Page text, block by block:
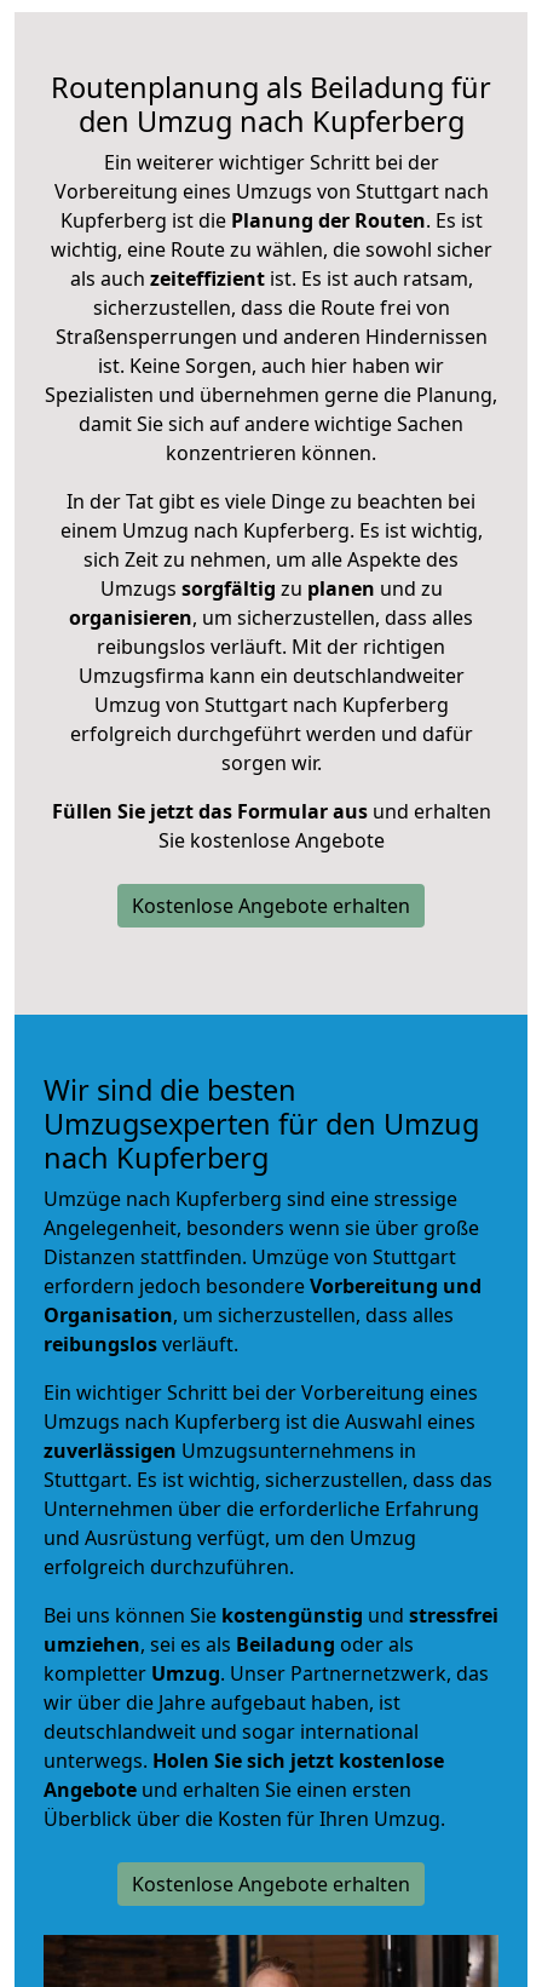
Routenplanung als Beiladung für
den Umzug nach Kupferberg
Ein weiterer wichtiger Schritt bei der
Vorbereitung eines Umzugs von Stuttgart nach
Kupferberg ist diePlanung der Routen. Es ist
wichtig, eine Route zu wählen, die sowohl sicher
als auch zeiteffizientist. Es ist auch ratsam,
sicherzustellen, dass die Route frei von
Straßensperrungen und anderen Hindernissen
ist. Keine Sorgen, auch hier haben wir
Spezialisten und übernehmen gerne die Planung,
damit Sie sich auf andere wichtige Sachen
konzentrieren können.
In der Tat gibt es viele Dinge zu beachten bei
einem Umzug nach Kupferberg. Es ist wichtig,
sich Zeit zu nehmen, um alle Aspekte des
Umzugs sorgfältig zu planen und zu
organisieren, um sicherzustellen, dass alles
reibungslos verläuft. Mit der richtigen
Umzugsfirma kann ein deutschlandweiter
Umzug von Stuttgart nach Kupferberg
erfolgreich durchgeführt werden und dafür
sorgen wir.
Füllen Sie jetzt das Formular ausund erhalten
Sie kostenlose Angebote
Kostenlose Angebote erhalten
Wir sind die besten
Umzugsexperten für den Umzug
nach Kupferberg
Umzüge nach Kupferberg sind eine stressige
Angelegenheit, besonders wenn sie über große
Distanzen stattfinden. Umzüge von Stuttgart
erfordern jedoch besondereVorbereitung und
Organisation, um sicherzustellen, dass alles
reibungslosverläuft.
Ein wichtiger Schritt bei der Vorbereitung eines
Umzugs nach Kupferberg ist die Auswahl eines
zuverlässigen Umzugsunternehmens in
Stuttgart. Es ist wichtig, sicherzustellen, dass das
Unternehmen über die erforderliche Erfahrung
und Ausrüstung verfügt, um den Umzug
erfolgreich durchzuführen.
Bei uns können Sie kostengünstig und stressfrei
umziehen, sei es als Beiladung oder als
kompletter Umzug. Unser Partnernetzwerk, das
wir über die Jahre aufgebaut haben, ist
deutschlandweit und sogar international
unterwegs. Holen Sie sich jetzt kostenlose
Angebote und erhalten Sie einen ersten
Überblick über die Kosten für Ihren Umzug.
Kostenlose Angebote erhalten